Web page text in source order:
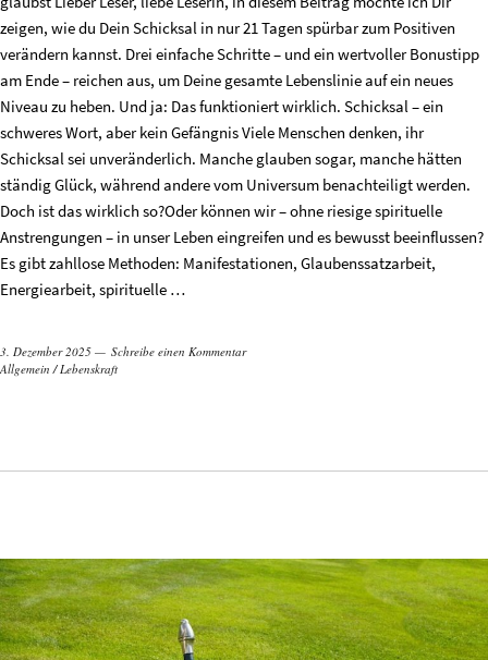
zeigen, wie du Dein Schicksal in nur 21 Tagen spürbar zum Positiven
verändern kannst. Drei einfache Schritte – und ein wertvoller Bonustipp
am Ende – reichen aus, um Deine gesamte Lebenslinie auf ein neues
Niveau zu heben. Und ja: Das funktioniert wirklich. Schicksal – ein
schweres Wort, aber kein Gefängnis Viele Menschen denken, ihr
Schicksal sei unveränderlich. Manche glauben sogar, manche hätten
ständig Glück, während andere vom Universum benachteiligt werden.
Doch ist das wirklich so?Oder können wir – ohne riesige spirituelle
Anstrengungen – in unser Leben eingreifen und es bewusst beeinflussen?
Es gibt zahllose Methoden: Manifestationen, Glaubenssatzarbeit,
Energiearbeit, spirituelle …
3. Dezember 2025
Schreibe einen Kommentar
Allgemein /Lebenskraft